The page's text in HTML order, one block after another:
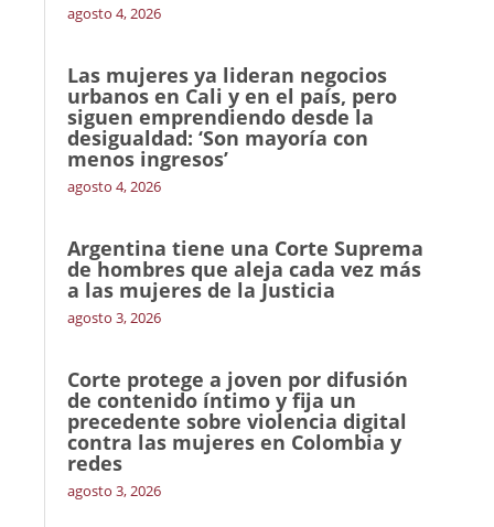
agosto 4, 2026
Las mujeres ya lideran negocios
urbanos en Cali y en el país, pero
siguen emprendiendo desde la
desigualdad: ‘Son mayoría con
menos ingresos’
agosto 4, 2026
Argentina tiene una Corte Suprema
de hombres que aleja cada vez más
a las mujeres de la Justicia
agosto 3, 2026
Corte protege a joven por difusión
de contenido íntimo y fija un
precedente sobre violencia digital
contra las mujeres en Colombia y
redes
agosto 3, 2026